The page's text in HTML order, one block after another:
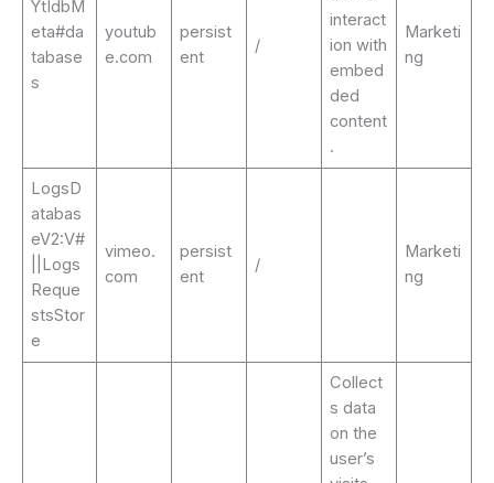
YtIdbM
eta#da
tabase
s
youtub
e.com
persist
ent
/
interact
ion with
embed
ded
content
.
Marketi
ng
LogsD
atabas
eV2:V#
||Logs
Reque
stsStor
e
vimeo.
com
persist
ent
/
Marketi
ng
Collect
s data
on the
user’s